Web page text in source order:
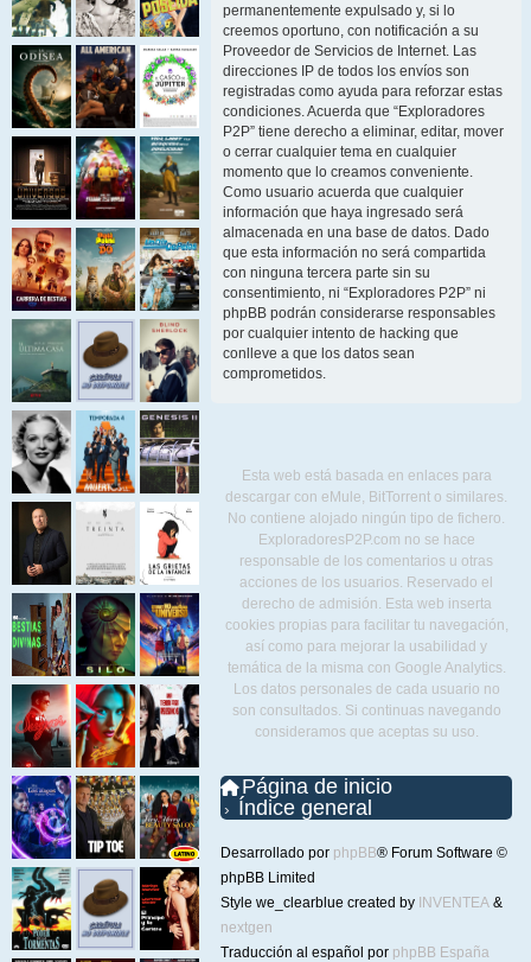
permanentemente expulsado y, si lo
creemos oportuno, con notificación a su
Proveedor de Servicios de Internet. Las
direcciones IP de todos los envíos son
registradas como ayuda para reforzar estas
condiciones. Acuerda que “Exploradores
P2P” tiene derecho a eliminar, editar, mover
o cerrar cualquier tema en cualquier
momento que lo creamos conveniente.
Como usuario acuerda que cualquier
información que haya ingresado será
almacenada en una base de datos. Dado
que esta información no será compartida
con ninguna tercera parte sin su
consentimiento, ni “Exploradores P2P” ni
phpBB podrán considerarse responsables
por cualquier intento de hacking que
conlleve a que los datos sean
comprometidos.
Esta web está basada en enlaces para
descargar con eMule, BitTorrent o similares.
No contiene alojado ningún tipo de fichero.
ExploradoresP2P.com no se hace
responsable de los comentarios u otras
acciones de los usuarios. Reservado el
derecho de admisión. Esta web inserta
cookies propias para facilitar tu navegación,
así como para mejorar la usabilidad y
temática de la misma con Google Analytics.
Los datos personales de cada usuario no
son consultados. Si continuas navegando
consideramos que aceptas su uso.
Página de inicio
Índice general
Desarrollado por phpBB® Forum Software ©
phpBB Limited
Style we_clearblue created by INVENTEA &
nextgen
Traducción al español por phpBB España